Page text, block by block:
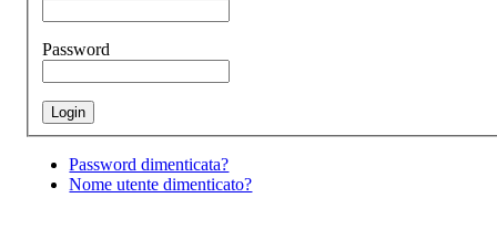
Password
Password dimenticata?
Nome utente dimenticato?